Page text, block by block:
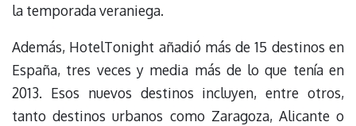
la temporada veraniega.
Además, HotelTonight añadió más de 15 destinos en
España, tres veces y media más de lo que tenía en
2013. Esos nuevos destinos incluyen, entre otros,
tanto destinos urbanos como Zaragoza, Alicante o